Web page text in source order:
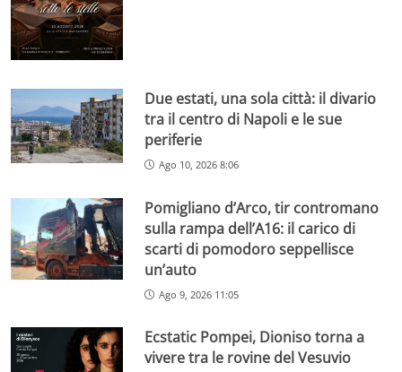
Due estati, una sola città: il divario
tra il centro di Napoli e le sue
periferie
Ago 10, 2026 8:06
Pomigliano d’Arco, tir contromano
sulla rampa dell’A16: il carico di
scarti di pomodoro seppellisce
un’auto
Ago 9, 2026 11:05
Ecstatic Pompei, Dioniso torna a
vivere tra le rovine del Vesuvio